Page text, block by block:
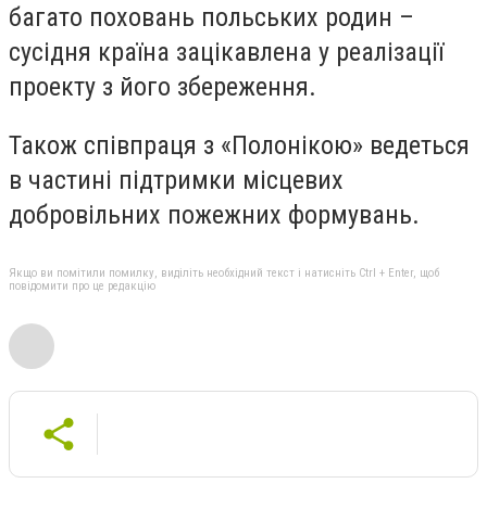
багато поховань польських родин –
сусідня країна зацікавлена у реалізації
проекту з його збереження.
Також співпраця з «Полонікою» ведеться
в частині підтримки місцевих
добровільних пожежних формувань.
Якщо ви помітили помилку, виділіть необхідний текст і натисніть Ctrl + Enter, щоб
повідомити про це редакцію